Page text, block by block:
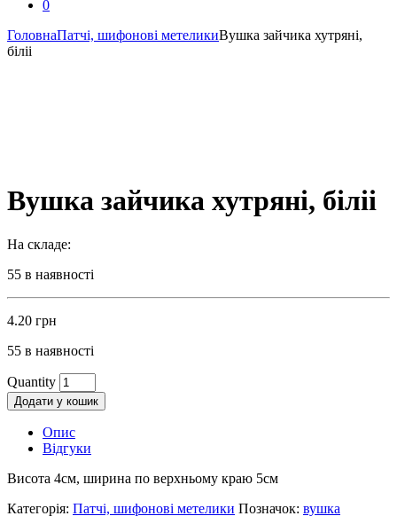
0
ГоловнаПатчі, шифонові метеликиВушка зайчика хутряні,
біліі
Вушка зайчика хутряні, біліі
На складе:
55 в наявності
4.20 грн
55 в наявності
Quantity
Додати у кошик
Опис
Відгуки
Висота 4см, ширина по верхньому краю 5см
Категорія: Патчі, шифонові метелики Позначок: вушка